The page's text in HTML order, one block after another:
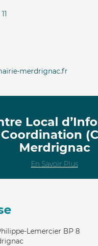
merdrignac.fr
Local
Merdrignac
En Savoir Plus
Lemercier BP 8